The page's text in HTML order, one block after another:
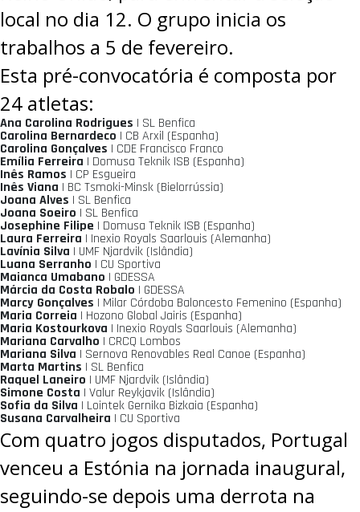
local no dia 12. O grupo inicia os
trabalhos a 5 de fevereiro.
Esta pré-convocatória é composta por
24 atletas:
Ana Carolina Rodrigues | SL Benfica
Carolina Bernardeco | CB Arxil (Espanha)
Carolina Gonçalves | CDE Francisco Franco
Emília Ferreira | Domusa Teknik ISB (Espanha)
Inês Ramos | CP Esgueira
Inês Viana | BC Tsmoki-Minsk (Bielorrússia)
Joana Alves | SL Benfica
Joana Soeiro | SL Benfica
Josephine Filipe | Domusa Teknik ISB (Espanha)
Laura Ferreira | Inexio Royals Saarlouis (Alemanha)
Lavínia Silva | UMF Njardvik (Islândia)
Luana Serranho | CU Sportiva
Maianca Umabano | GDESSA
Márcia da Costa Robalo | GDESSA
Marcy Gonçalves | Milar Córdoba Baloncesto Femenino (Espanha)
Maria Correia | Hozono Global Jairis (Espanha)
Maria Kostourkova | Inexio Royals Saarlouis (Alemanha)
Mariana Carvalho | CRCQ Lombos
Mariana Silva | Sernova Renovables Real Canoe (Espanha)
Marta Martins | SL Benfica
Raquel Laneiro | UMF Njardvik (Islândia)
Simone Costa | Valur Reykjavik (Islândia)
Sofia da Silva | Lointek Gernika Bizkaia (Espanha)
Susana Carvalheira | CU Sportiva
Com quatro jogos disputados, Portugal
venceu a Estónia na jornada inaugural,
seguindo-se depois uma derrota na